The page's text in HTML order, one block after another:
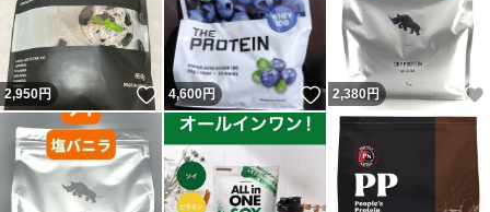
2,950円 いいね！
4,600円 いいね！
2,380円